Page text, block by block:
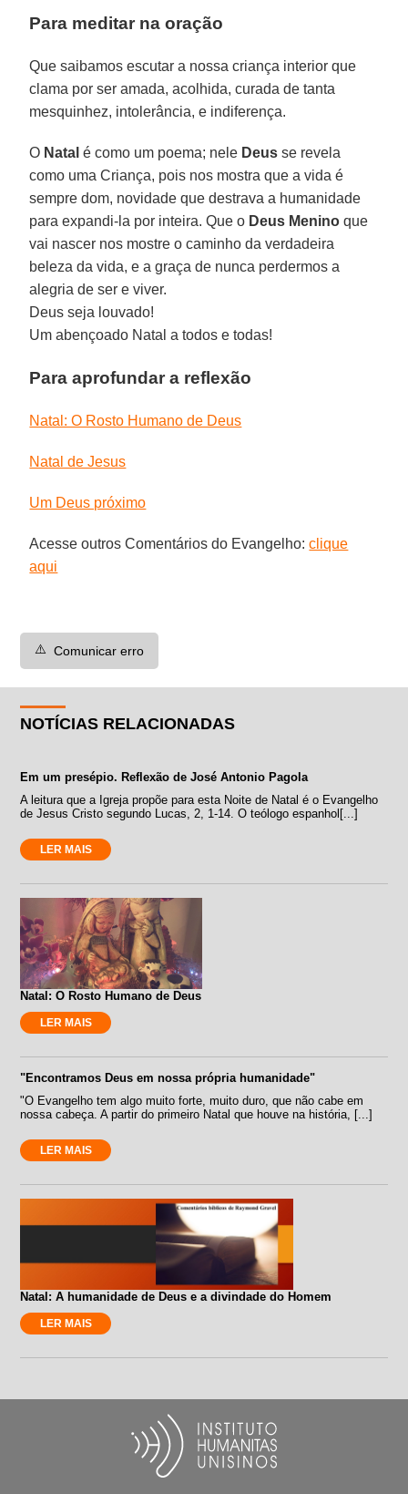
Para meditar na oração
Que saibamos escutar a nossa criança interior que
clama por ser amada, acolhida, curada de tanta
mesquinhez, intolerância, e indiferença.
O Natal é como um poema; nele Deus se revela
como uma Criança, pois nos mostra que a vida é
sempre dom, novidade que destrava a humanidade
para expandi-la por inteira. Que o Deus Menino que
vai nascer nos mostre o caminho da verdadeira
beleza da vida, e a graça de nunca perdermos a
alegria de ser e viver.
Deus seja louvado!
Um abençoado Natal a todos e todas!
Para aprofundar a reflexão
Natal: O Rosto Humano de Deus
Natal de Jesus
Um Deus próximo
Acesse outros Comentários do Evangelho:clique
aqui
⚠️ Comunicar erro
NOTÍCIAS RELACIONADAS
Em um presépio. Reflexão de José Antonio Pagola
A leitura que a Igreja propõe para esta Noite de Natal é o Evangelho
de Jesus Cristo segundo Lucas, 2, 1-14. O teólogo espanhol[...]
LER MAIS
Natal: O Rosto Humano de Deus
LER MAIS
"Encontramos Deus em nossa própria humanidade"
"O Evangelho tem algo muito forte, muito duro, que não cabe em
nossa cabeça. A partir do primeiro Natal que houve na história, [...]
LER MAIS
Natal: A humanidade de Deus e a divindade do Homem
LER MAIS